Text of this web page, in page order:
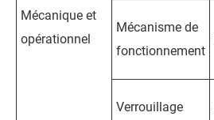
Mécanique et
opérationnel
Mécanisme de
fonctionnement
Verrouillage